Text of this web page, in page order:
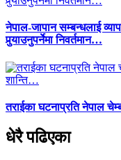
नेपाल-जापान सम्बन्धलाई
पुर्‍याउनुपर्नेमा निवर्तमान…
तराईका घटनाप्रति नेपाल
धेरै पढिएका